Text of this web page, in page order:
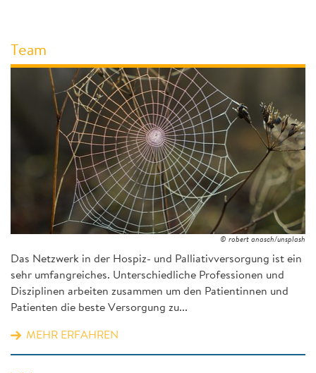
Team
© robert anasch/unsplash
Das Netzwerk in der Hospiz- und Palliativversorgung ist ein
sehr umfangreiches. Unterschiedliche Professionen und
Disziplinen arbeiten zusammen um den Patientinnen und
Patienten die beste Versorgung zu...
MEHR ERFAHREN